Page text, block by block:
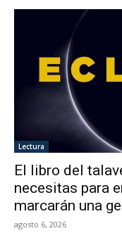
Lectura
El libro del
necesitas para
marcarán una
agosto 6, 2026